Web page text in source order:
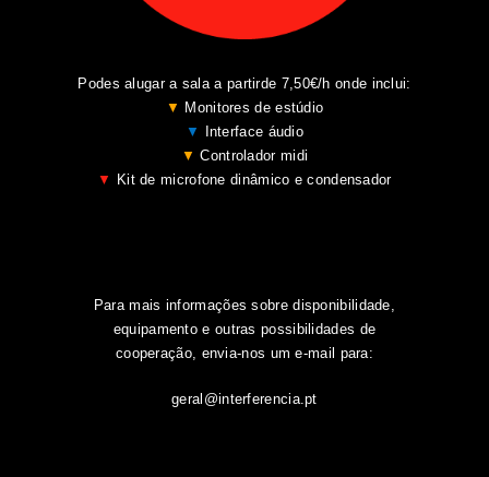
Podes alugar a sala a partirde 7,50€/h onde inclui:
▼ Monitores de estúdio
▼
Interface áudio
▼ Controlador midi
▼
Kit de microfone dinâmico e condensador
Para mais informações sobre disponibilidade,
equipamento e outras possibilidades de
cooperação, envia-nos um e-mail para:
geral@interferencia.pt